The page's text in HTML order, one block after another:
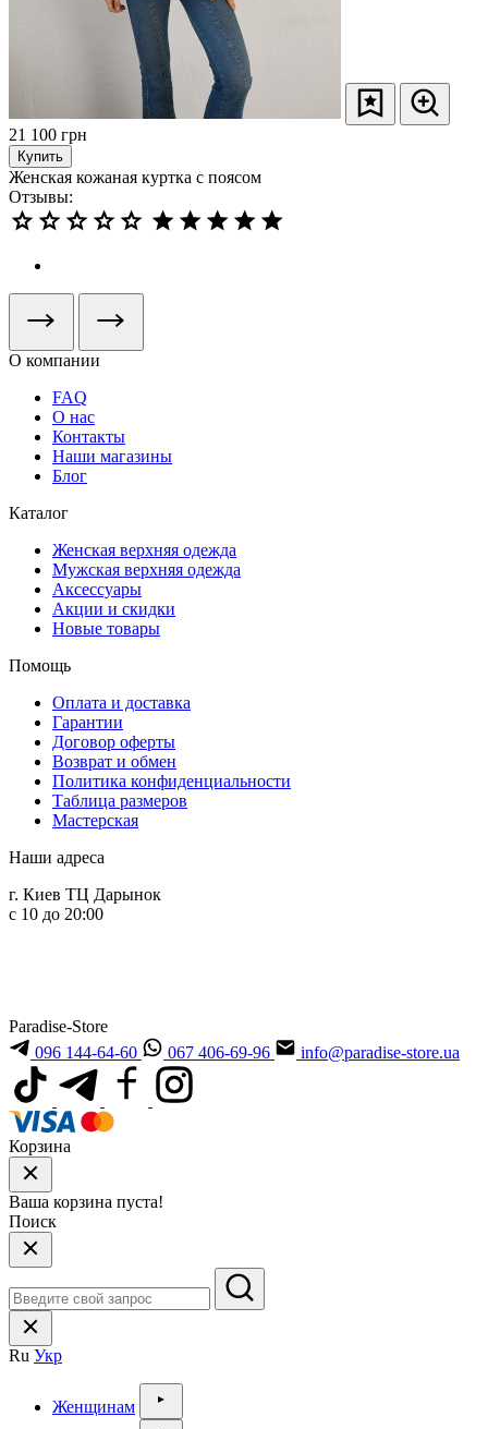
21 100 грн
Купить
Женская кожаная куртка с поясом
Отзывы:
О компании
FAQ
О нас
Контакты
Наши магазины
Блог
Каталог
Женская верхняя одежда
Мужская верхняя одежда
Аксессуары
Акции и скидки
Новые товары
Помощь
Оплата и доставка
Гарантии
Договор оферты
Возврат и обмен
Политика конфиденциальности
Таблица размеров
Мастерская
Наши адреса
г. Киев ТЦ Дарынок
с 10 до 20:00
Paradise-Store
096 144-64-60
067 406-69-96 info@paradise-store.ua
Корзина
Ваша корзина пуста!
Поиск
Ru Укр
Женщинам